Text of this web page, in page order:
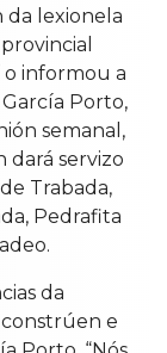
da lexionela
o informou a
Porto,
semanal,
dará servizo
Trabada,
Pedrafita
da
e